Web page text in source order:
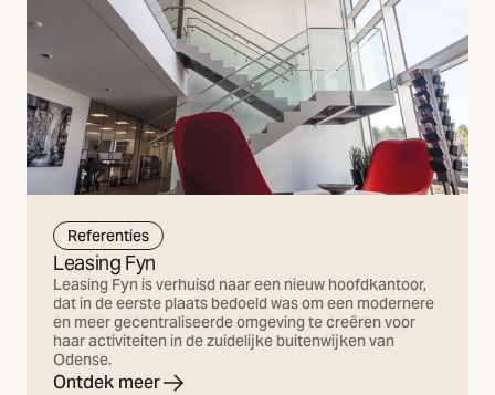
Referenties
Leasing Fyn
Leasing Fyn is verhuisd naar een nieuw hoofdkantoor,
dat in de eerste plaats bedoeld was om een modernere
en meer gecentraliseerde omgeving te creëren voor
haar activiteiten in de zuidelijke buitenwijken van
Odense.
Ontdek meer